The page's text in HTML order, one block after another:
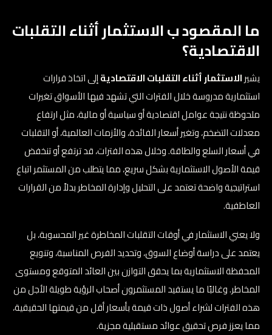
ما المقصود ب الاستثمار أثناء التقلبات
الاقتصادية؟
يشيرالاستثمار أثناء التقلبات الاقتصاديةإلى اتخاذ قرارات
استثمارية مدروسة خلال الفترات التي تشهد فيها الأسواق تغيرات
ملحوظة نتيجة عوامل اقتصادية أو سياسية أو مالية، مثل ارتفاع
معدلات التضخم، وتغير أسعار الفائدة، والأزمات العالمية، أو التقلبات
في أسعار السلع والطاقة. وخلال هذه الفترات، قد ترتفع أو تنخفض
قيمة الأصول الاستثمارية بشكل سريع، مما يتطلب من المستثمر اتباع
استراتيجية واضحة تعتمد على التحليل وإدارة المخاطر بدلاً من القرارات
العاطفية.
ولا يعني الاستثمار في أوقات التقلبات المخاطرة غير المحسوبة، بل
يعتمد على دراسة أوضاع السوق، وتحديد الفرص المناسبة، وتنويع
المحفظة الاستثمارية بما يحقق التوازن بين العائد المتوقع ومستوى
المخاطر. وغالبًا ما يستفيد المستثمرون أصحاب الرؤية طويلة الأجل من
هذه الفترات لشراء أصول ذات قيمة بأسعار أقل من قيمتها الحقيقية،
مما يعزز فرص تحقيق عوائد مستقبلية مجزية.